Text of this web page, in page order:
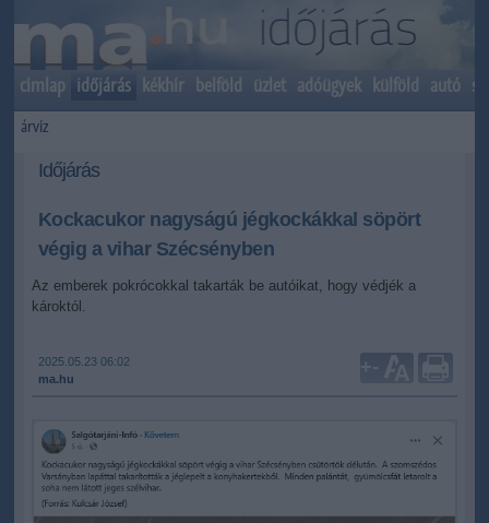
címlap időjárás kékhír belföld üzlet adóügyek külföld autó
árvíz
Időjárás
Kockacukor nagyságú jégkockákkal söpört
végig a vihar Szécsényben
Az emberek pokrócokkal takarták be autóikat, hogy védjék a
károktól.
2025.05.23 06:02
ma.hu
+-